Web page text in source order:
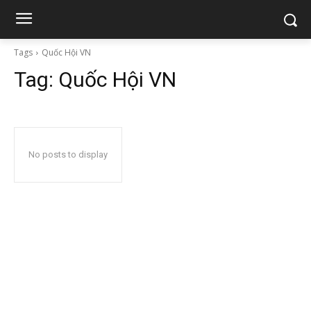
Tags Quốc Hội VN
Tag: Quốc Hội VN
No posts to display